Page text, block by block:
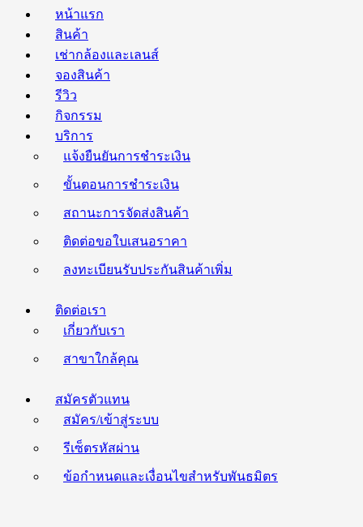
หน้าแรก
สินค้า
เช่ากล้องและเลนส์
จองสินค้า
รีวิว
กิจกรรม
บริการ
แจ้งยืนยันการชำระเงิน
ขั้นตอนการชำระเงิน
สถานะการจัดส่งสินค้า
ติดต่อขอใบเสนอราคา
ลงทะเบียนรับประกันสินค้าเพิ่ม
ติดต่อเรา
เกี่ยวกับเรา
สาขาใกล้คุณ
สมัครตัวแทน
สมัคร/เข้าสู่ระบบ
รีเซ็ตรหัสผ่าน
ข้อกำหนดและเงื่อนไขสำหรับพันธมิตร